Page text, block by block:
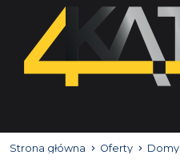
Strona główna Oferty Domy